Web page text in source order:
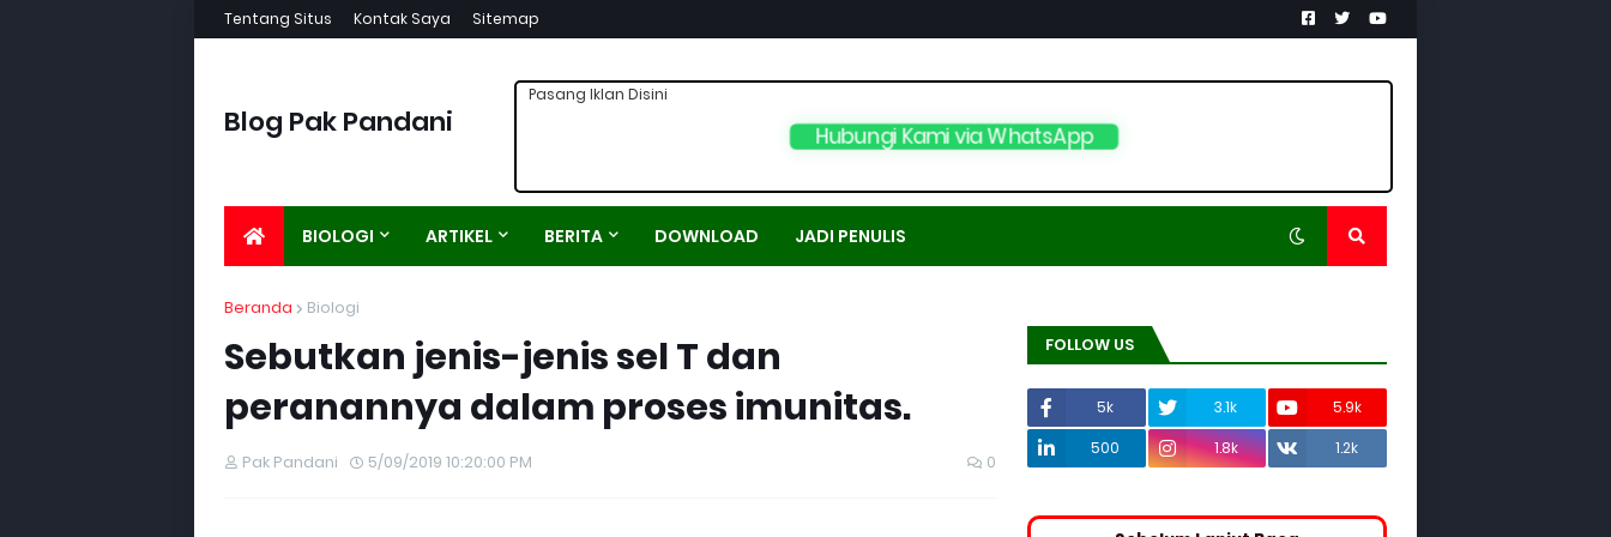
Tentang Situs Kontak Saya Sitemap
Blog Pak Pandani Hubungi Kami via WhatsApp
Pasang Iklan Disini
BIOLOGI ARTIKEL BERITA DOWNLOAD JADI PENULIS
Beranda Biologi
Sebutkan jenis-jenis sel T dan
peranannya dalam proses imunitas.
Pak Pandani 5/09/2019 10:20:00 PM 0
FOLLOW US
5k 3.1k
5.9k
500
1.8k 1.2k